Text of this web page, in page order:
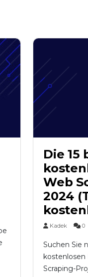
Die 15
Web
2024
Kadek 0
Suchen Sie
Scraping-